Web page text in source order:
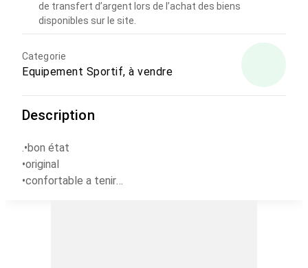
de transfert d’argent lors de l’achat des biens
disponibles sur le site.
Categorie
Equipement Sportif, à vendre
Description
.•bon état
•original
•confortable a tenir